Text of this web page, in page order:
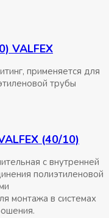
VALFEX
применяется для
трубы
(40/10)
c внутренней
полиэтиленовой
монтажа в системах